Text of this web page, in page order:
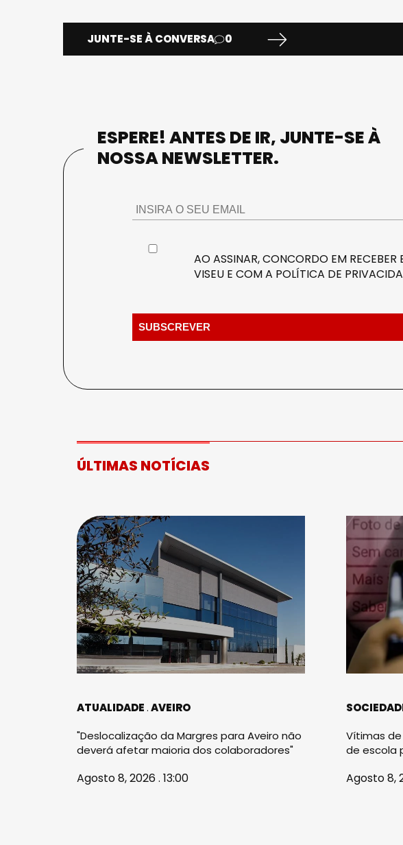
JUNTE-SE À CONVERSA 0
ESPERE! ANTES DE IR, JUNTE-SE À
NOSSA NEWSLETTER.
AO ASSINAR, CONCORDO EM
VISEU E COM A POLÍTICA DE
ÚLTIMAS NOTÍCIAS
ATUALIDADE AVEIRO
"Deslocalização da Margres para Aveiro não
deverá afetar maioria dos colaboradores"
Agosto 8, 2026 . 13:00
Vítimas
de escola
Agosto 8,